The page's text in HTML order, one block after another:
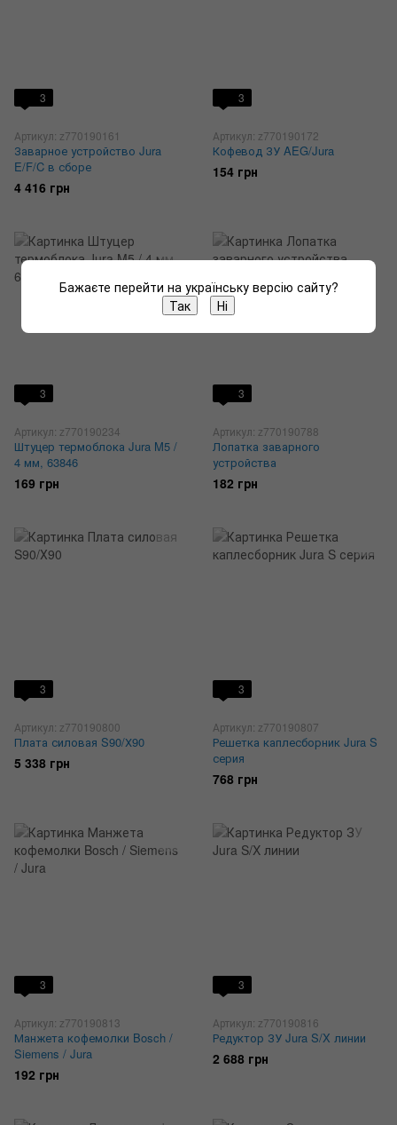
3
Артикул: z770190161
Заварное устройство Jura
E/F/C в сборе
4 416 грн
3
Артикул: z770190172
Кофевод ЗУ AEG/Jura
154 грн
3
Артикул: z770190234
Штуцер термоблока Jura M5 /
4 мм, 63846
169 грн
3
Артикул: z770190788
Лопатка заварного
устройства
182 грн
3
Артикул: z770190800
Плата силовая S90/Х90
5 338 грн
3
Артикул: z770190807
Решетка каплесборник Jura S
серия
768 грн
3
Артикул: z770190813
Манжета кофемолки Bosch /
Siemens / Jura
192 грн
3
Артикул: z770190816
Редуктор ЗУ Jura S/X линии
2 688 грн
Бажаєте перейти на українську версію сайту?
Так
Ні